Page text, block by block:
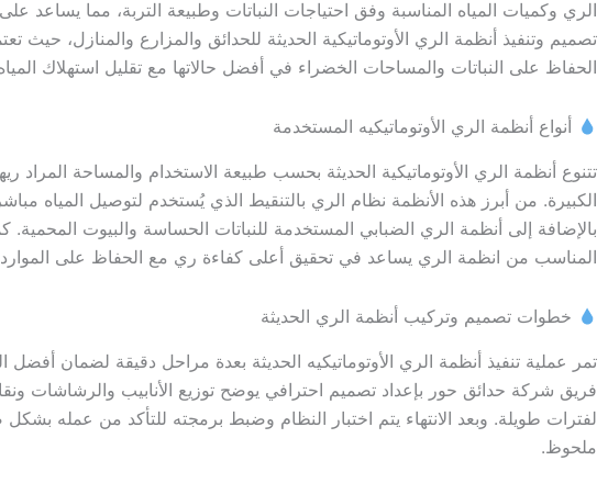
الري وكميات المياه المناسبة وفق احتياجات النباتات وطبيعة التربة، مما
تصميم وتنفيذ أنظمة الري الأوتوماتيكية الحديثة للحدائق والمزارع والمنازل،
الحفاظ على النباتات والمساحات الخضراء في أفضل حالاتها مع تقليل استهلاك
أنواع أنظمة الري الأوتوماتيكيه المستخدمة
تتنوع أنظمة الري الأوتوماتيكية الحديثة بحسب طبيعة الاستخدام والمساحة
الكبيرة. من أبرز هذه الأنظمة نظام الري بالتنقيط الذي يُستخدم لتوصيل المياه
بالإضافة إلى أنظمة الري الضبابي المستخدمة للنباتات الحساسة والبيوت
المناسب من انظمة الري يساعد في تحقيق أعلى كفاءة ري مع الحفاظ على الموارد
خطوات تصميم وتركيب أنظمة الري الحديثة
تمر عملية تنفيذ أنظمة الري الأوتوماتيكيه الحديثة بعدة مراحل دقيقة لضمان أفضل
فريق شركة حدائق حور بإعداد تصميم احترافي يوضح توزيع الأنابيب والرشاشات
لفترات طويلة. وبعد الانتهاء يتم اختبار النظام وضبط برمجته للتأكد من عمله
ملحوظ.